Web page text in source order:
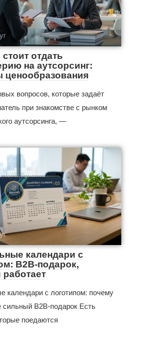
отдать
на аутсорсинг:
ценообразования
вопросов, которые задаёт
при знакомстве с рынком
аутсорсинга, —
календари с
B2B-подарок,
календари с логотипом: почему
сильный B2B-подарок Есть
поедаются